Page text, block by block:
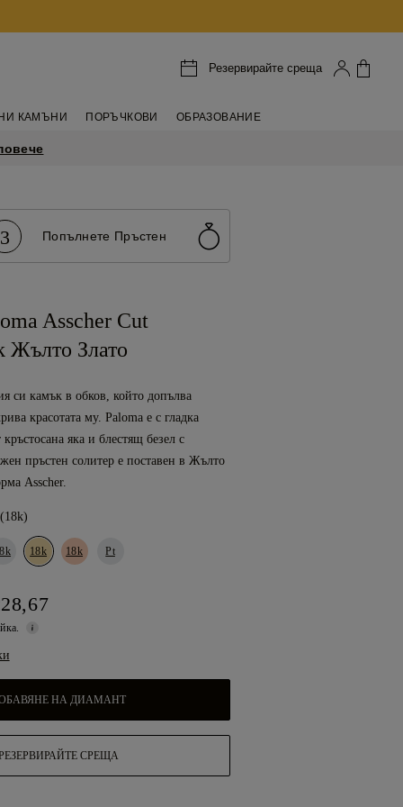
Резервирайте среща
КАМЪНИ ПОРЪЧКОВИ ОБРАЗОВАНИЕ
3 Попълнете Пръстен
Asscher Cut
Жълто Злато
си камък в обков, който допълва
красотата му. Paloma е с гладка
яка и блестящ безел с
пръстен солитер е поставен в Жълто
Asscher.
18k 18k Pt
НА ДИАМАНТ
СРЕЩА